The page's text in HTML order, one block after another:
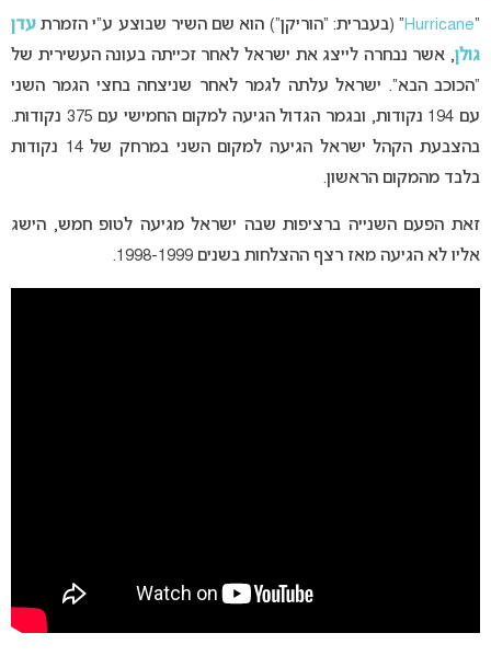
Hurricane” (בעברית: “הוריקן”) הוא שם השיר שבוצע ע”י הזמרת עדן
גולן, אשר נבחרה לייצג את ישראל לאחר זכייתה בעונה העשירית של
“הכוכב הבא”. ישראל עלתה לגמר לאחר שניצחה בחצי הגמר השני
עם 194 נקודות, ובגמר הגדול הגיעה למקום החמישי עם 375 נקודות.
בהצבעת הקהל ישראל הגיעה למקום השני במרחק של 14 נקודות
בלבד מהמקום הראשון.
זאת הפעם השנייה ברציפות שבה ישראל מגיעה לטופ חמש, הישג
אליו לא הגיעה מאז רצף ההצלחות בשנים 1998-1999.